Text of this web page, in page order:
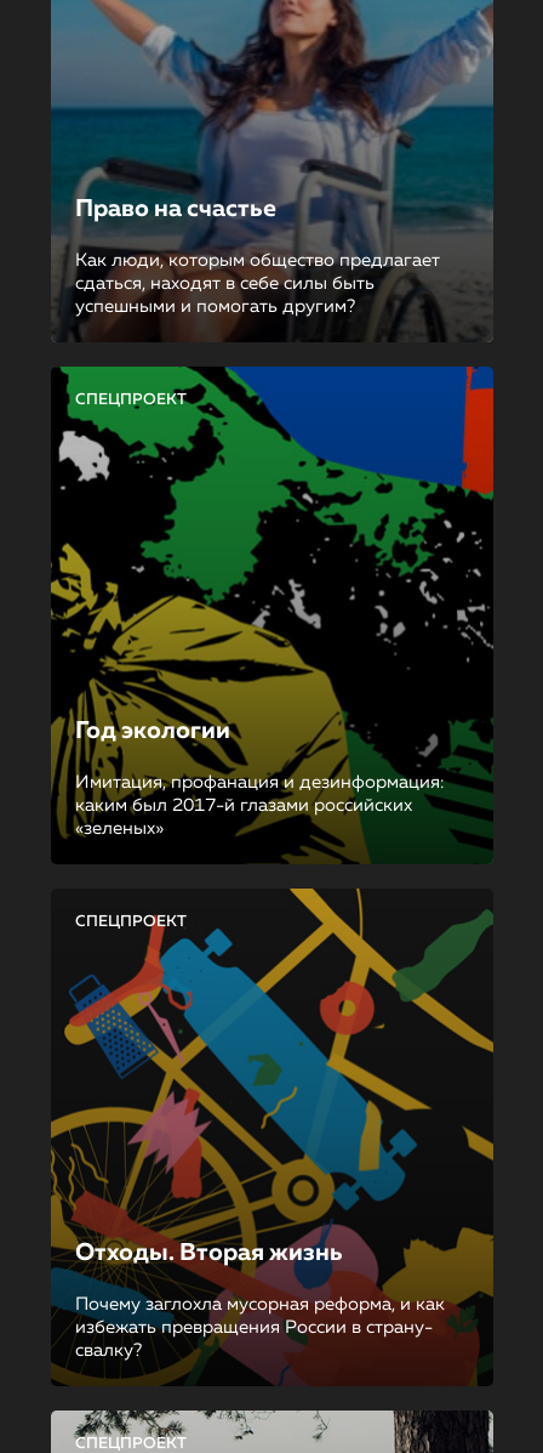
Право на счастье
Как люди, которым общество предлагает
сдаться, находят в себе силы быть
успешными и помогать другим?
СПЕЦПРОЕКТ
Год экологии
Имитация, профанация и дезинформация:
каким был 2017-й глазами российских
«зеленых»
СПЕЦПРОЕКТ
Отходы. Вторая жизнь
Почему заглохла мусорная реформа, и как
избежать превращения России в страну-
свалку?
СПЕЦПРОЕКТ